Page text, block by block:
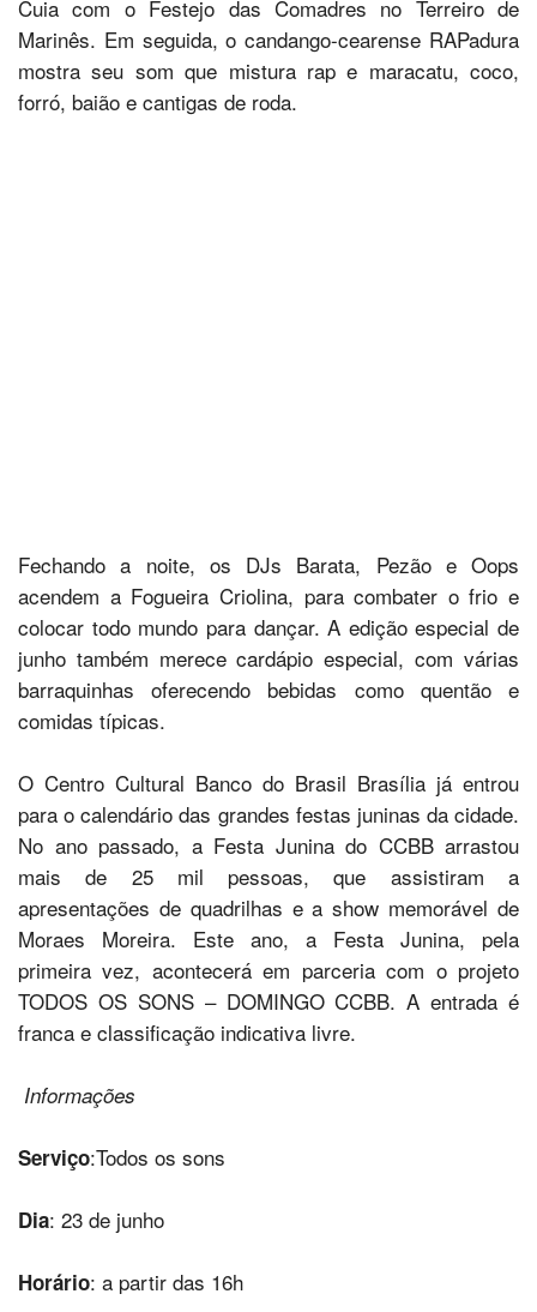
Cuia com o Festejo das Comadres no Terreiro de
Marinês. Em seguida, o candango-cearense RAPadura
mostra seu som que mistura rap e maracatu, coco,
forró, baião e cantigas de roda.
Fechando a noite, os DJs Barata, Pezão e Oops
acendem a Fogueira Criolina, para combater o frio e
colocar todo mundo para dançar. A edição especial de
junho também merece cardápio especial, com várias
barraquinhas oferecendo bebidas como quentão e
comidas típicas.
O Centro Cultural Banco do Brasil Brasília já entrou
para o calendário das grandes festas juninas da cidade.
No ano passado, a Festa Junina do CCBB arrastou
mais de 25 mil pessoas, que assistiram a
apresentações de quadrilhas e a show memorável de
Moraes Moreira. Este ano, a Festa Junina, pela
primeira vez, acontecerá em parceria com o projeto
TODOS OS SONS – DOMINGO CCBB. A entrada é
franca e classificação indicativa livre.
Informações
Serviço:Todos os sons
Dia: 23 de junho
Horário: a partir das 16h